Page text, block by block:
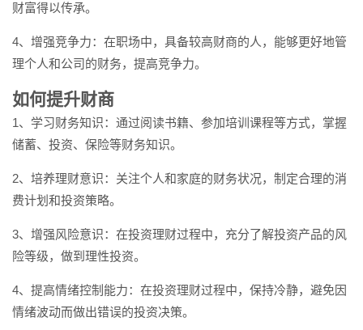
财富得以传承。
4、增强竞争力：在职场中，具备较高财商的人，能够更好地管
理个人和公司的财务，提高竞争力。
如何提升财商
1、学习财务知识：通过阅读书籍、参加培训课程等方式，掌握
储蓄、投资、保险等财务知识。
2、培养理财意识：关注个人和家庭的财务状况，制定合理的消
费计划和投资策略。
3、增强风险意识：在投资理财过程中，充分了解投资产品的风
险等级，做到理性投资。
4、提高情绪控制能力：在投资理财过程中，保持冷静，避免因
情绪波动而做出错误的投资决策。